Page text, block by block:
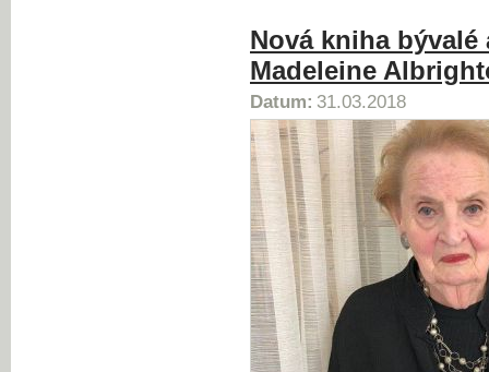
Nová kniha
Madeleine
Datum: 31.03.2018